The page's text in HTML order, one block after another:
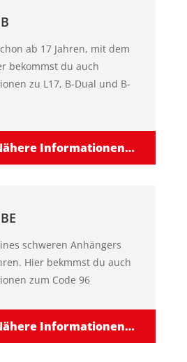
ab 17 Jahren, mit dem
bekommst du auch
zu L17, B-Dual und B-
Informationen…
schweren Anhängers
Hier bekmmst du auch
zum Code 96
Informationen…